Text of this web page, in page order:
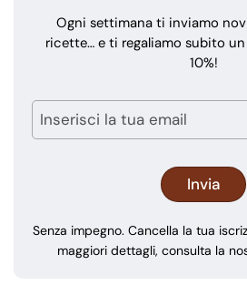
Ogni settimana ti inviamo
ricette… e ti regaliamo subito
10%!
Senza impegno. Cancella la tua
maggiori dettagli, consulta la